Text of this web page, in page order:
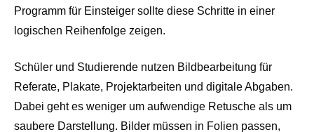
Programm für Einsteiger sollte diese Schritte in einer
logischen Reihenfolge zeigen.
Schüler und Studierende nutzen Bildbearbeitung für
Referate, Plakate, Projektarbeiten und digitale Abgaben.
Dabei geht es weniger um aufwendige Retusche als um
saubere Darstellung. Bilder müssen in Folien passen,